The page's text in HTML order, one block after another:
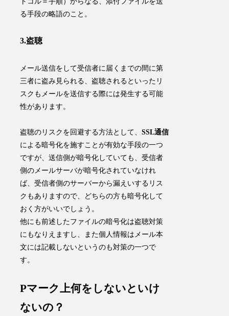
る手段の略語のこと。
3.盗聴
メール送信をして受信者に届くまでの間に第
三者に盗み見られる、盗聴されるといったリ
スクもメールを送信する際には発生する可能
性があります。
盗聴のリスクを回避する方法として、SSL通信
による暗号化を施すことが有効な手段の一つ
ですが、送信側が暗号化していても、受信者
側のメールサーバが暗号化されていなけれ
ば、受信者側のサーバーから漏えいするリス
クもありますので、どちらの方も暗号化して
おく方がいいでしょう。
他にも前述したファイルの暗号化は盗聴対策
にもなりえますし、また個人情報はメール本
文には記載しないというのも対策の一つで
す。
Pマーク上何をしないといけ
ないの？